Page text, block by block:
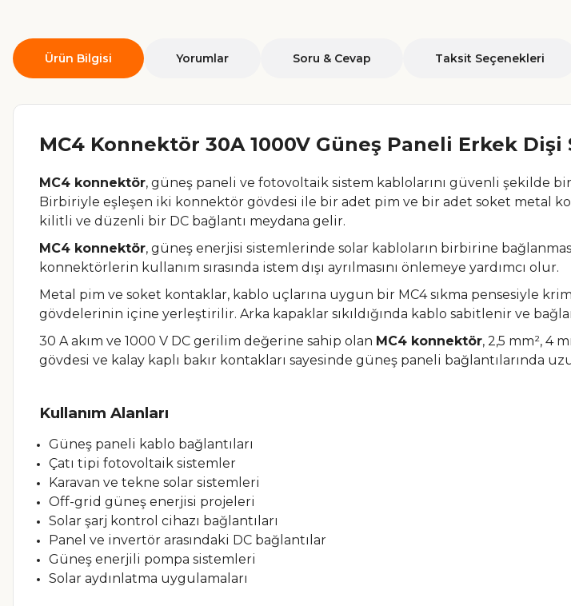
Ürün Bilgisi Yorumlar Soru & Cevap Taksit Seçenekleri
MC4 Konnektör 30A 1000V Güneş Paneli Erkek Dişi
MC4 konnektör, güneş paneli ve fotovoltaik sistem kablolarını güvenli şekilde
Birbiriyle eşleşen iki konnektör gövdesi ile bir adet pim ve bir adet soket metal
kilitli ve düzenli bir DC bağlantı meydana gelir.
MC4 konnektör, güneş enerjisi sistemlerinde solar kabloların birbirine
konnektörlerin kullanım sırasında istem dışı ayrılmasını önlemeye yardımcı olur.
Metal pim ve soket kontaklar, kablo uçlarına uygun bir MC4 sıkma pensesiyle
gövdelerinin içine yerleştirilir. Arka kapaklar sıkıldığında kablo sabitlenir ve
30 A akım ve 1000 V DC gerilim değerine sahip olan MC4 konnektör, 2,5 mm², 4
gövdesi ve kalay kaplı bakır kontakları sayesinde güneş paneli bağlantılarında
Kullanım Alanları
Güneş paneli kablo bağlantıları
Çatı tipi fotovoltaik sistemler
Karavan ve tekne solar sistemleri
Off-grid güneş enerjisi projeleri
Solar şarj kontrol cihazı bağlantıları
Panel ve invertör arasındaki DC bağlantılar
Güneş enerjili pompa sistemleri
Solar aydınlatma uygulamaları